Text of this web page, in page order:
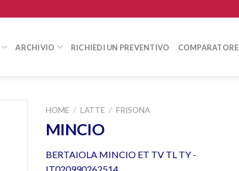
ARCHIVIO RICHIEDI UN PREVENTIVO COMPARATORE
HOME / LATTE / FRISONA
MINCIO
BERTAIOLA MINCIO ET TV TL TY -